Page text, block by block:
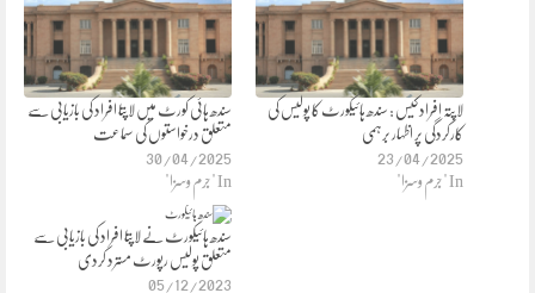
سندھ ہائی کورٹ میں لاپتا افراد کی بازیابی سے
متعلق درخواستوں کی سماعت
30/04/2025
In "جرم وسزا"
لاپتہ افراد کیس : سندھ ہائیکورٹ کا پولیس کی
کارکردگی پر اظہار برہمی
23/04/2025
In "جرم وسزا"
سندھ ہائیکورٹ نے لاپتا افراد کی بازیابی سے
متعلق پولیس رپورٹ مسترد کردی
05/12/2023